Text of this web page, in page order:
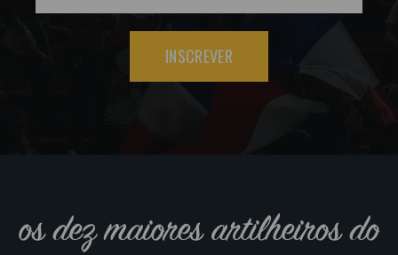
INSCREVER
os dez maiores artilheiros do